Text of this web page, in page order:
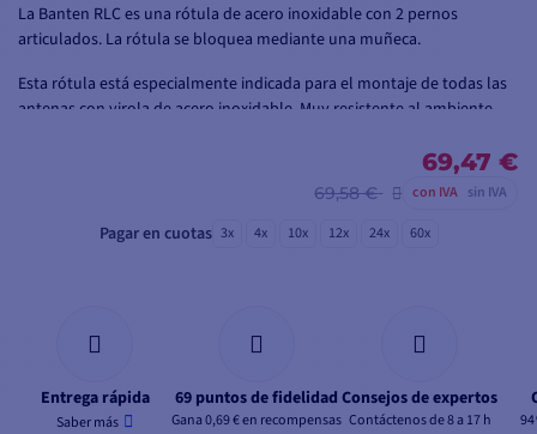
La Banten RLC es una rótula de acero inoxidable con 2 pernos
articulados. La rótula se bloquea mediante una muñeca.
Esta rótula está especialmente indicada para el montaje de todas las
antenas con virola de acero inoxidable. Muy resistente al ambiente
69,47 €
69,58 € con IVA sin IVA
Pagar en cuotas 3x 4x 10x 12x 24x 60x
Entrega rápida
Saber más
69 puntos de fidelidad
Gana 0,69 € en recompensas
Consejos de expertos
Contáctenos de 8 a 17 h